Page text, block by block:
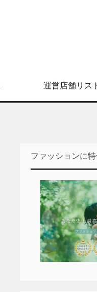
運営店舗リス
ファッションに